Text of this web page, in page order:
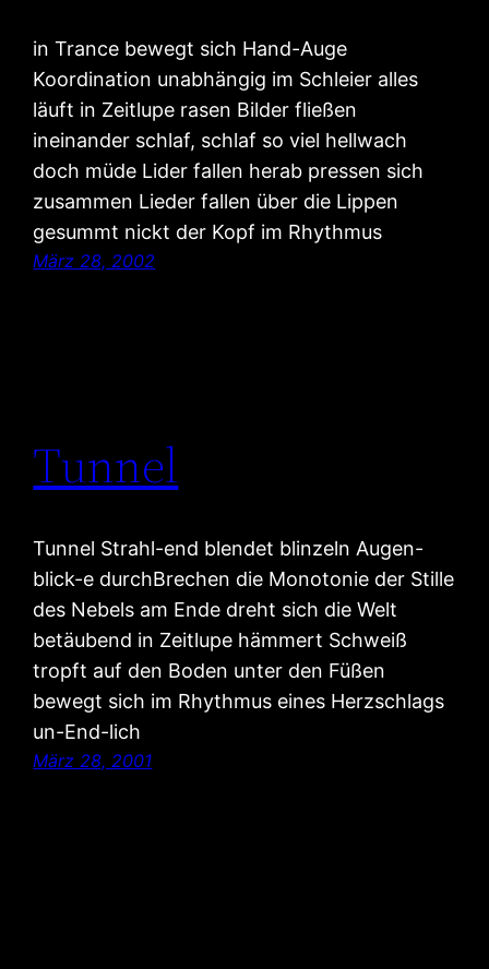
in Trance bewegt sich Hand-Auge
Koordination unabhängig im Schleier alles
läuft in Zeitlupe rasen Bilder fließen
ineinander schlaf, schlaf so viel hellwach
doch müde Lider fallen herab pressen sich
zusammen Lieder fallen über die Lippen
gesummt nickt der Kopf im Rhythmus
März 28, 2002
Tunnel
Tunnel Strahl-end blendet blinzeln Augen-
blick-e durchBrechen die Monotonie der Stille
des Nebels am Ende dreht sich die Welt
betäubend in Zeitlupe hämmert Schweiß
tropft auf den Boden unter den Füßen
bewegt sich im Rhythmus eines Herzschlags
un-End-lich
März 28, 2001